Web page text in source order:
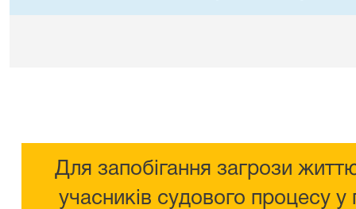
Для запобігання загрози
учасників судового процесу у